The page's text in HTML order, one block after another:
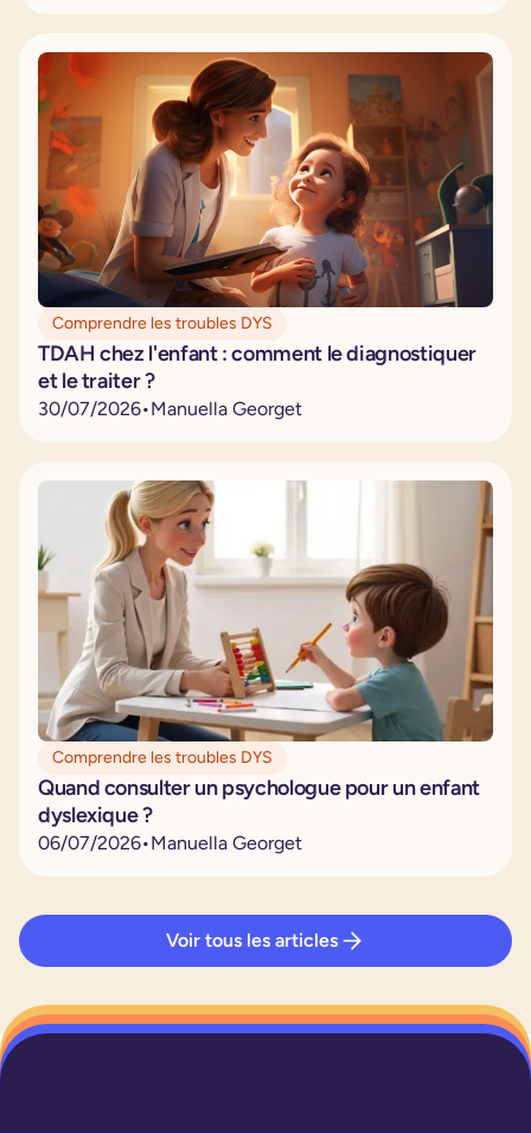
Comprendre les troubles DYS
TDAH chez l'enfant : comment le diagnostiquer
et le traiter ?
30/07/2026•Manuella Georget
Comprendre les troubles DYS
Quand consulter un psychologue pour un enfant
dyslexique ?
06/07/2026•Manuella Georget
Voir tous les articles